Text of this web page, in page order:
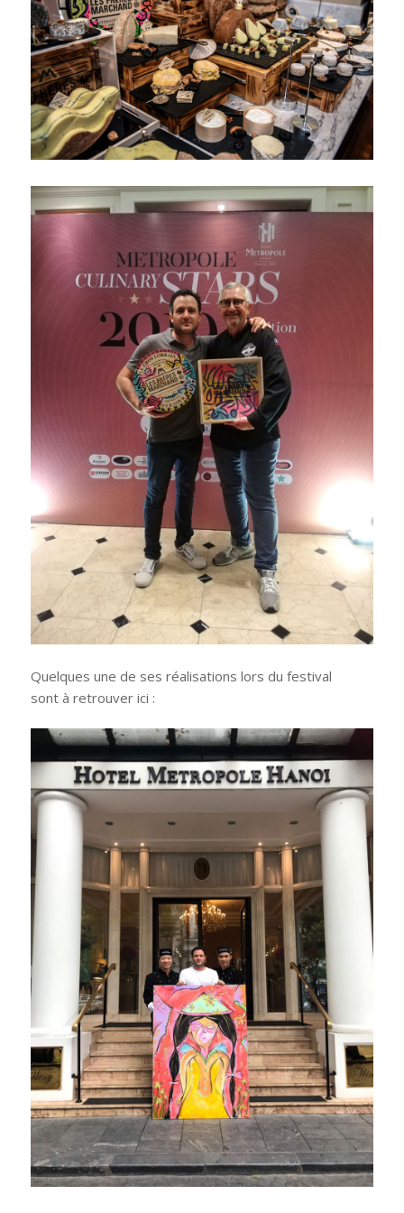
Quelques une de ses réalisations lors du festival
sont à retrouver ici :